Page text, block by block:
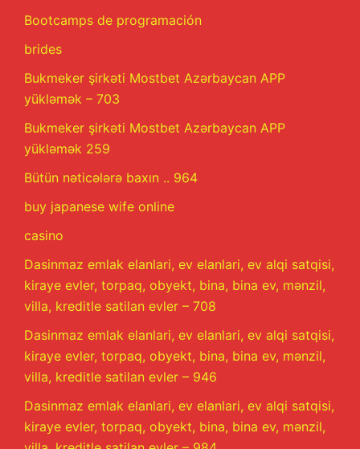
Bootcamps de programación
brides
Bukmeker şirkəti Mostbet Azərbaycan APP
yükləmək – 703
Bukmeker şirkəti Mostbet Azərbaycan APP
yükləmək 259
Bütün nəticələrə baxın .. 964
buy japanese wife online
casino
Dasinmaz emlak elanlari, ev elanlari, ev alqi satqisi,
kiraye evler, torpaq, obyekt, bina, bina ev, mənzil,
villa, kreditle satilan evler – 708
Dasinmaz emlak elanlari, ev elanlari, ev alqi satqisi,
kiraye evler, torpaq, obyekt, bina, bina ev, mənzil,
villa, kreditle satilan evler – 946
Dasinmaz emlak elanlari, ev elanlari, ev alqi satqisi,
kiraye evler, torpaq, obyekt, bina, bina ev, mənzil,